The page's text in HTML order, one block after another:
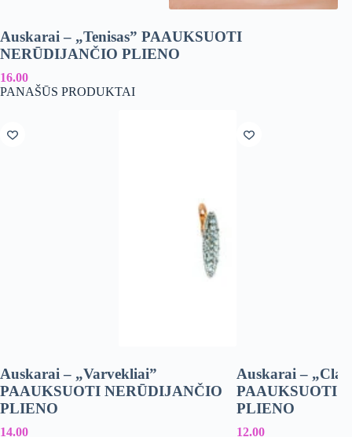
Auskarai – „Tenisas” PAAUKSUOTI
NERŪDIJANČIO PLIENO
16.00
PANAŠŪS PRODUKTAI
Auskarai – „Varvekliai”
PAAUKSUOTI NERŪDIJANČIO
PLIENO
14.00
Auskarai –
PAAUKSUOTI
PLIENO
12.00